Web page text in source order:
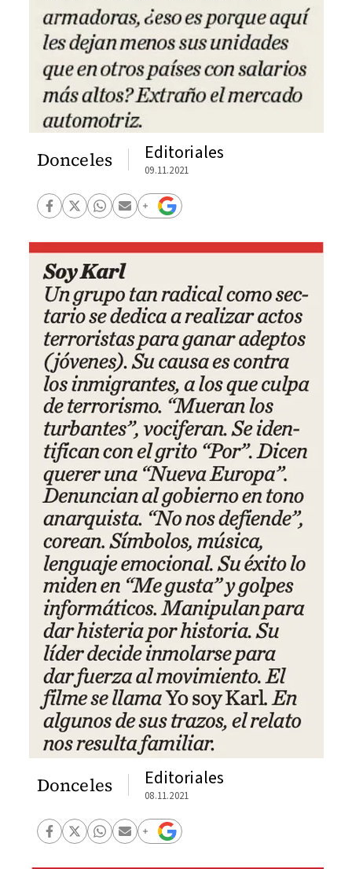
Donceles Editoriales
09.11.2021
Donceles Editoriales
08.11.2021